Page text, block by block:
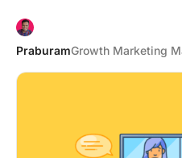
PraburamGrowth Marketing